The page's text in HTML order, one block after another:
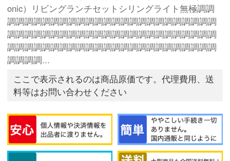
onic）リビングランチセットシリングライト無極調調
調調調調調調調調調調調調調調調調調調調調調調調調
調調調調調調調調調調調調調調調調調調調調調調調調
調調調調調調調調調調調調調調調調調調調調調調調調
調調調調...
ここで表示されるのは商品原価です。代理費用、送
料等はお問い合わせください